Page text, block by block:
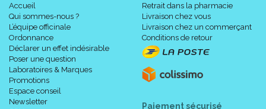
Accueil
Qui sommes-nous ?
L’équipe officinale
Ordonnance
Déclarer un effet indésirable
Poser une question
Laboratoires & Marques
Promotions
Espace conseil
Newsletter
Retrait dans la pharmacie
Livraison chez vous
Livraison chez un commerçant
Conditions de retour
Paiement sécurisé